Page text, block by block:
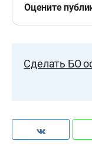
Оцените
Сделать БО